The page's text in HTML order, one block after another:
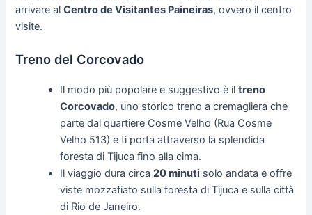
arrivare alCentro de Visitantes Paineiras, ovvero il centro
visite.
Treno del Corcovado
Il modo più popolare e suggestivo è iltreno
Corcovado, uno storico treno a cremagliera che
parte dal quartiere Cosme Velho (Rua Cosme
Velho 513) e ti porta attraverso la splendida
foresta di Tijuca fino alla cima.
Il viaggio dura circa20 minuti solo andata e offre
viste mozzafiato sulla foresta di Tijuca e sulla città
di Rio de Janeiro.